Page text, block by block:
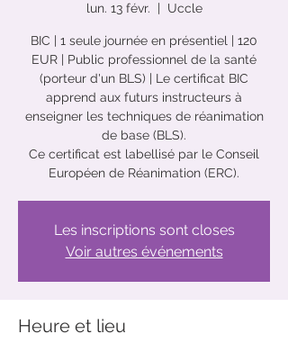
lun. 13 févr.
  |
Uccle
BIC | 1 seule journée en présentiel | 120
EUR | Public professionnel de la santé
(porteur d'un BLS) | Le certificat BIC
apprend aux futurs instructeurs à
enseigner les techniques de réanimation
de base (BLS).
Ce certificat est labellisé par le Conseil
Européen de Réanimation (ERC).
Les inscriptions sont closes
Voir autres événements
Heure et lieu